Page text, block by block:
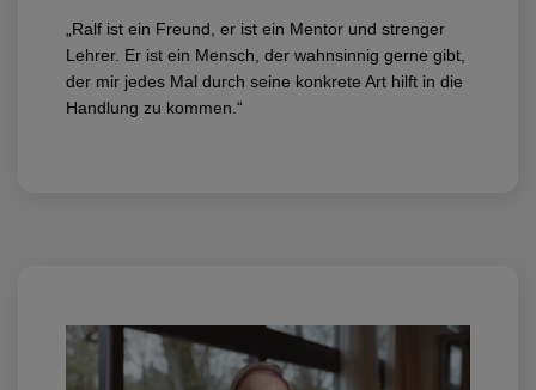
„Ralf ist ein Freund, er ist ein Mentor und strenger
Lehrer. Er ist ein Mensch, der wahnsinnig gerne gibt,
der mir jedes Mal durch seine konkrete Art hilft in die
Handlung zu kommen.“